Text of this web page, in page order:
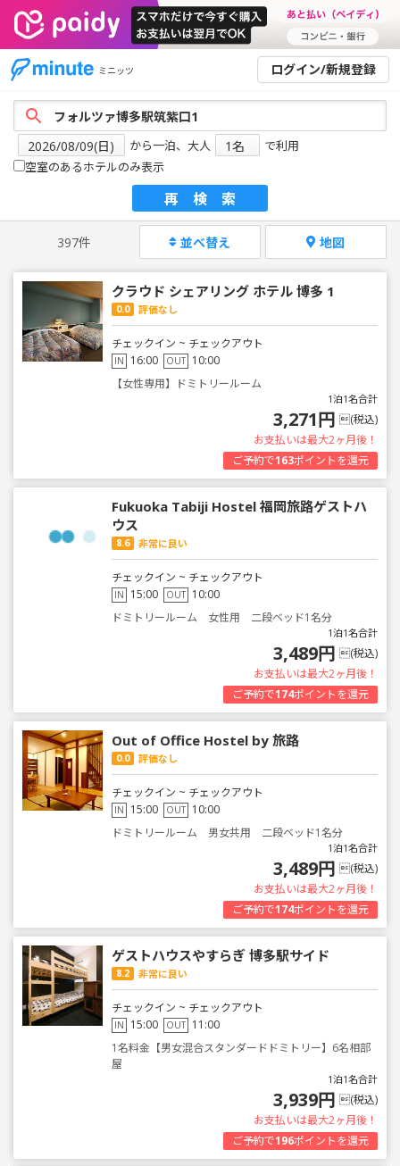
ミニッツ ログイン/新規登録
から一泊、大人
で利用
空室のあるホテルのみ表示
再検索
397件 並べ替え 地図
クラウド シェアリング ホテル 博多 1
0.0 評価なし
チェックイン ~ チェックアウト
IN 16:00 OUT 10:00
【女性専用】ドミトリールーム
1泊1名合計
3,271円 (税込)
お支払いは最大2ヶ月後！
ご予約で163ポイントを還元
Fukuoka Tabiji Hostel 福岡旅路ゲストハ
ウス
8.6 非常に良い
チェックイン ~ チェックアウト
IN 15:00 OUT 10:00
ドミトリールーム 女性用 二段ベッド1名分
1泊1名合計
3,489円 (税込)
お支払いは最大2ヶ月後！
ご予約で174ポイントを還元
Out of Office Hostel by 旅路
0.0 評価なし
チェックイン ~ チェックアウト
IN 15:00 OUT 10:00
ドミトリールーム 男女共用 二段ベッド1名分
1泊1名合計
3,489円 (税込)
お支払いは最大2ヶ月後！
ご予約で174ポイントを還元
ゲストハウスやすらぎ 博多駅サイド
8.2 非常に良い
チェックイン ~ チェックアウト
IN 15:00 OUT 11:00
1名料金【男女混合スタンダードドミトリー】6名相部
屋
1泊1名合計
3,939円 (税込)
お支払いは最大2ヶ月後！
ご予約で196ポイントを還元